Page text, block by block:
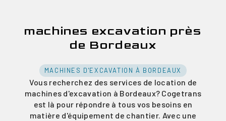
machines excavation près
de Bordeaux
MACHINES D'EXCAVATION À BORDEAUX
Vous recherchez des services de location de
machines d'excavation à Bordeaux? Cogetrans
est là pour répondre à tous vos besoins en
matière d'équipement de chantier. Avec une